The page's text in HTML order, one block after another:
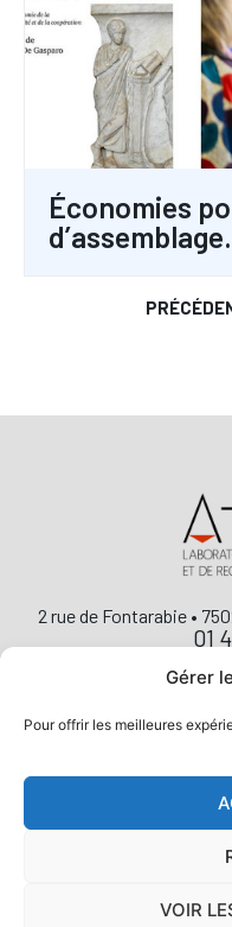
Gérer
Pour offrir les meilleures
VOIR
Économies
2 rue de Fontarabie •
01
Atemis
les membres